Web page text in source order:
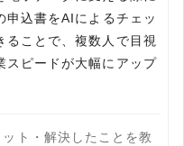
申込書をAIによるチェッ
ることで、複数人で目視
スピードが大幅にアップ
ト・解決したことを教